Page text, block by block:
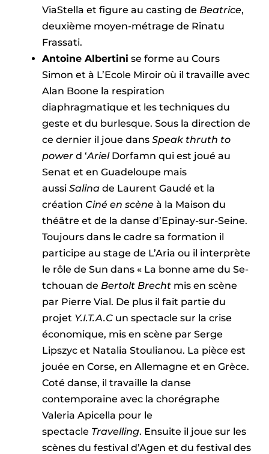
ViaStella et figure au casting de Beatrice,
deuxième moyen-métrage de Rinatu
Frassati.
Antoine Albertini se forme au Cours
Simon et à L’Ecole Miroir où il travaille avec
Alan Boone la respiration
diaphragmatique et les techniques du
geste et du burlesque. Sous la direction de
ce dernier il joue dans Speak thruth to
power d ‘Ariel Dorfamn qui est joué au
Senat et en Guadeloupe mais
aussi Salina de Laurent Gaudé et la
création Ciné en scène à la Maison du
théâtre et de la danse d’Epinay-sur-Seine.
Toujours dans le cadre sa formation il
participe au stage de L’Aria ou il interprète
le rôle de Sun dans « La bonne ame du Se-
tchouan de Bertolt Brecht mis en scène
par Pierre Vial. De plus il fait partie du
projet Y.I.T.A.C un spectacle sur la crise
économique, mis en scène par Serge
Lipszyc et Natalia Stoulianou. La pièce est
jouée en Corse, en Allemagne et en Grèce.
Coté danse, il travaille la danse
contemporaine avec la chorégraphe
Valeria Apicella pour le
spectacle Travelling. Ensuite il joue sur les
scènes du festival d’Agen et du festival des